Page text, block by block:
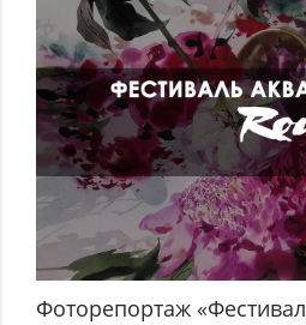
Фоторепортаж